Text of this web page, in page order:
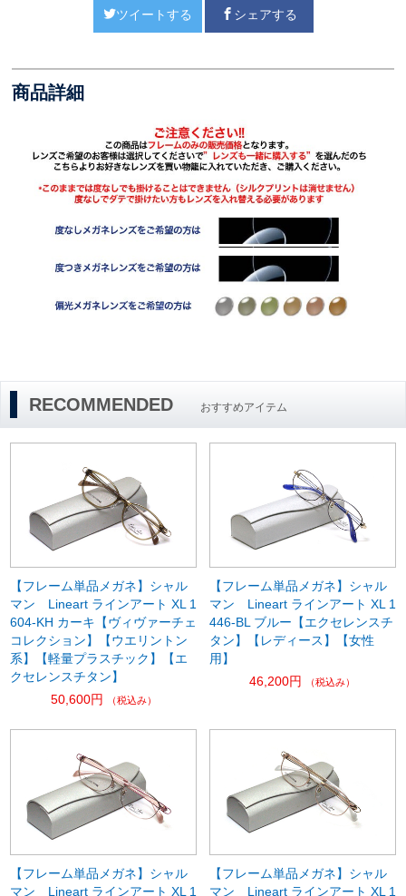
ツイートする シェアする
商品詳細
RECOMMENDED おすすめアイテム
【フレーム単品メガネ】シャル
マン Lineart ラインアート XL 1
604-KH カーキ【ヴィヴァーチェ
コレクション】【ウエリントン
系】【軽量プラスチック】【エ
クセレンスチタン】
50,600円
（税込み）
【フレーム単品メガネ】シャル
マン Lineart ラインアート XL 1
446-BL ブルー【エクセレンスチ
タン】【レディース】【女性
用】
46,200円
（税込み）
【フレーム単品メガネ】シャル
マン Lineart ラインアート XL 1
【フレーム単品メガネ】シャル
マン Lineart ラインアート XL 1